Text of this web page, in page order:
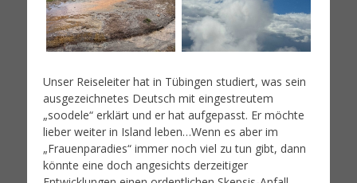
Unser Reiseleiter hat in Tübingen studiert, was sein
ausgezeichnetes Deutsch mit eingestreutem
„soodele“ erklärt und er hat aufgepasst. Er möchte
lieber weiter in Island leben…Wenn es aber im
„Frauenparadies“ immer noch viel zu tun gibt, dann
könnte eine doch angesichts derzeitiger